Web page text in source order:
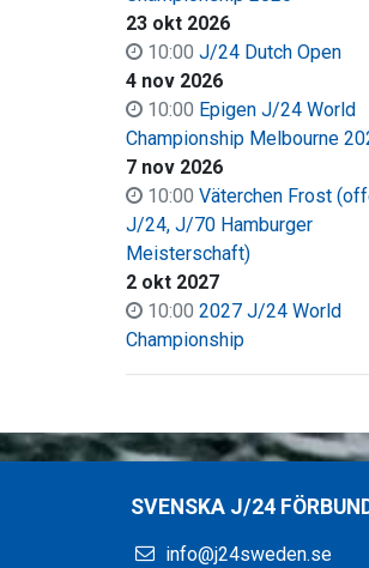
23 okt 2026
10:00 J/24 Dutch Open
4 nov 2026
10:00 Epigen J/24 World
Championship Melbourne
7 nov 2026
10:00 Väter­chen Frost
J/24, J/70 Hamburger
Meisterschaft)
2 okt 2027
10:00 2027 J/24 World
Championship
SVENSKA J/24
info@j24sweden.se